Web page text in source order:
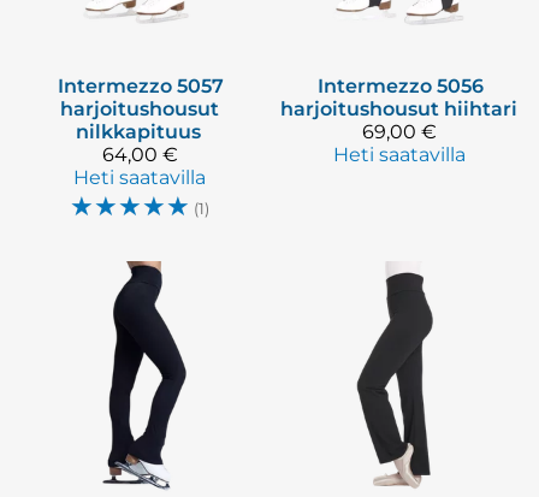
Intermezzo 5057
harjoitushousut
nilkkapituus
64,00 €
Heti saatavilla
☆☆☆☆☆ (1)
Intermezzo 5056
harjoitushousut hiihtari
69,00 €
Heti saatavilla